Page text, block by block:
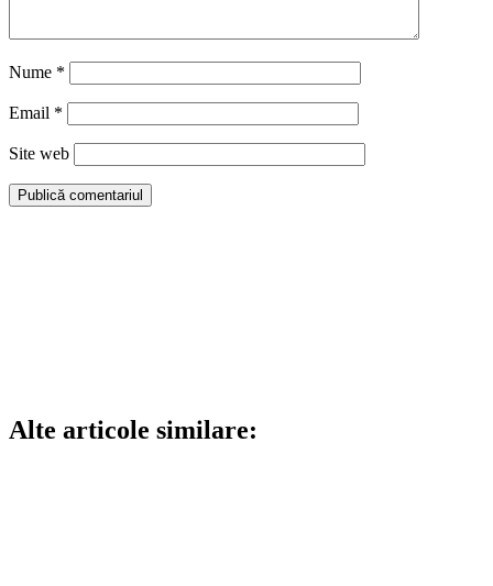
Nume *
Email *
Site web
Alte articole similare: